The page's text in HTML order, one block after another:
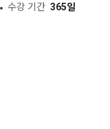
수강 기간 365일